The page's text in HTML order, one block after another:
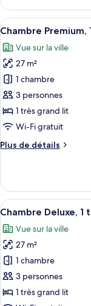
lits
doubles
le
type
de
Chambre
Premium,
lits
doubles
Afficher
toutes
les
photos
pour
ce
type
de
chambre :
Chambre
très
grand
lit
7
Chambre Premium,
Vue sur la ville
27 m²
1 chambre
3 personnes
1 très grand lit
Wi-Fi gratuit
Plus de détails
Plus
le
type
de
Chambre
Premium,
très
grand
lit
Afficher
toutes
les
photos
pour
ce
type
de
7
Chambre Deluxe, 1
Vue sur la ville
27 m²
1 chambre
3 personnes
1 très grand lit